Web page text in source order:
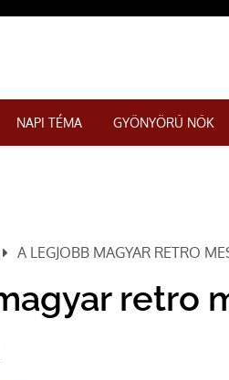
NAPI TÉMA GYÖNYÖRŰ NŐK
A LEGJOBB MAGYAR RETRO
retro